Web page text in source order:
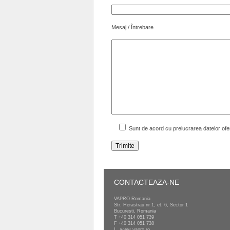
Mesaj / Întrebare
Sunt de acord cu prelucrarea datelor
Please leave this field empty.
CONTACTEAZA-NE
VAPRO Romania
Str. Herastrau nr 1, et. 6, Sector 1
Bucuresti, Romania
T +40 314 051 739
F +40 314 051 738